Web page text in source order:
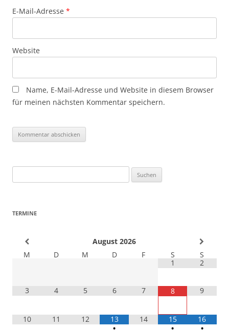
E-Mail-Adresse *
Website
Name, E-Mail-Adresse und Website in diesem Browser
für meinen nächsten Kommentar speichern.
nach:
TERMINE
August 2026
M
D M D F S
S
1
2
3 4 5 6 7 8 9
10 11 12
13
14
15
16